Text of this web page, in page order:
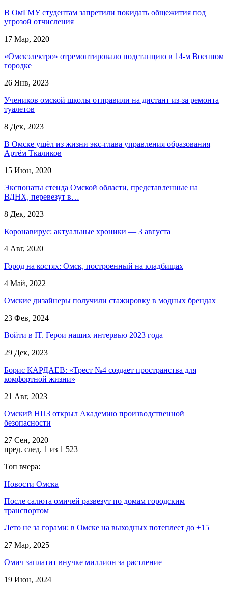
В ОмГМУ студентам запретили покидать общежития под
угрозой отчисления
17 Мар, 2020
«Омскэлектро» отремонтировало подстанцию в 14-м Военном
городке
26 Янв, 2023
Учеников омской школы отправили на дистант из-за ремонта
туалетов
8 Дек, 2023
В Омске ушёл из жизни экс-глава управления образования
Артём Ткаликов
15 Июн, 2020
Экспонаты стенда Омской области, представленные на
ВДНХ, перевезут в…
8 Дек, 2023
Коронавирус: актуальные хроники — 3 августа
4 Авг, 2020
Город на костях: Омск, построенный на кладбищах
4 Май, 2022
Омские дизайнеры получили стажировку в модных брендах
23 Фев, 2024
Войти в IT. Герои наших интервью 2023 года
29 Дек, 2023
Борис КАРДАЕВ: «Трест №4 создает пространства для
комфортной жизни»
21 Авг, 2023
Омский НПЗ открыл Академию производственной
безопасности
27 Сен, 2020
пред. след. 1 из 1 523
Топ вчера:
Новости Омска
После салюта омичей развезут по домам городским
транспортом
Лето не за горами: в Омске на выходных потеплеет до +15
27 Мар, 2025
Омич заплатит внучке миллион за растление
19 Июн, 2024